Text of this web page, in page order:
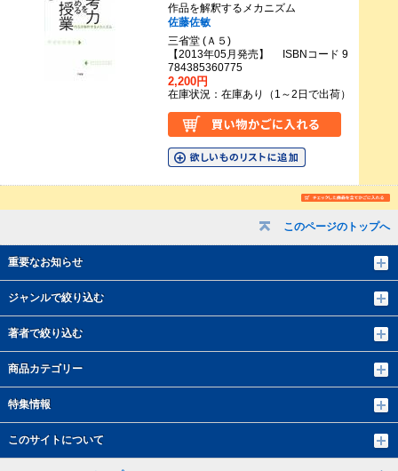
このページのトップへ
重要なお知らせ
ジャンルで絞り込む
著者で絞り込む
商品カテゴリー
特集情報
このサイトについて
作品を解釈するメカニズム
佐藤佐敏
三省堂 (Ａ５)
【2013年05月発売】 ISBNコード 9
784385360775
2,200円
在庫状況：在庫あり（1～2日で出荷）